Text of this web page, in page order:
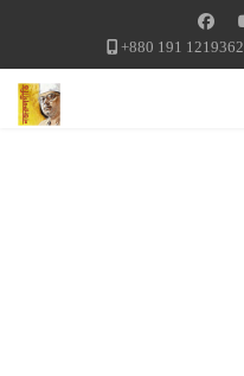
+880 191 1219362